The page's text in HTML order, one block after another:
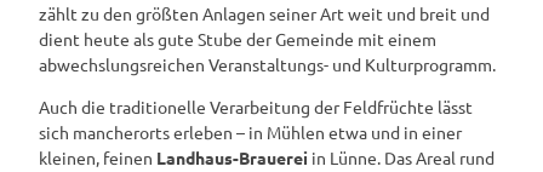
zählt zu den größten Anlagen seiner Art weit und breit und
dient heute als gute Stube der Gemeinde mit einem
abwechslungsreichen Veranstaltungs- und Kulturprogramm.
Auch die traditionelle Verarbeitung der Feldfrüchte lässt
sich mancherorts erleben – in Mühlen etwa und in einer
kleinen, feinen Landhaus-Brauerei in Lünne. Das Areal rund